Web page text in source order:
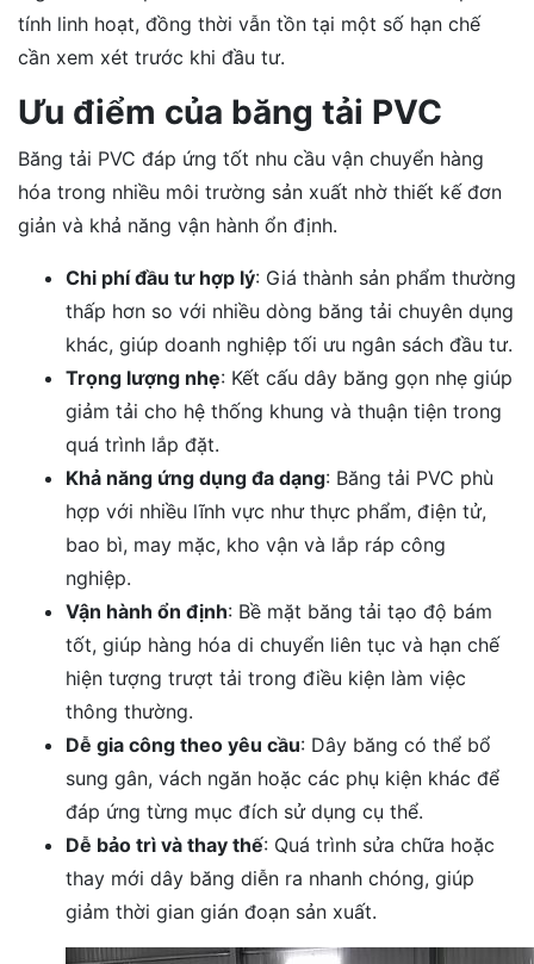
tính linh hoạt, đồng thời vẫn tồn tại một số hạn chế
cần xem xét trước khi đầu tư.
Ưu điểm của băng tải PVC
Băng tải PVC đáp ứng tốt nhu cầu vận chuyển hàng
hóa trong nhiều môi trường sản xuất nhờ thiết kế đơn
giản và khả năng vận hành ổn định.
Chi phí đầu tư hợp lý: Giá thành sản phẩm thường
thấp hơn so với nhiều dòng băng tải chuyên dụng
khác, giúp doanh nghiệp tối ưu ngân sách đầu tư.
Trọng lượng nhẹ: Kết cấu dây băng gọn nhẹ giúp
giảm tải cho hệ thống khung và thuận tiện trong
quá trình lắp đặt.
Khả năng ứng dụng đa dạng: Băng tải PVC phù
hợp với nhiều lĩnh vực như thực phẩm, điện tử,
bao bì, may mặc, kho vận và lắp ráp công
nghiệp.
Vận hành ổn định: Bề mặt băng tải tạo độ bám
tốt, giúp hàng hóa di chuyển liên tục và hạn chế
hiện tượng trượt tải trong điều kiện làm việc
thông thường.
Dễ gia công theo yêu cầu: Dây băng có thể bổ
sung gân, vách ngăn hoặc các phụ kiện khác để
đáp ứng từng mục đích sử dụng cụ thể.
Dễ bảo trì và thay thế: Quá trình sửa chữa hoặc
thay mới dây băng diễn ra nhanh chóng, giúp
giảm thời gian gián đoạn sản xuất.